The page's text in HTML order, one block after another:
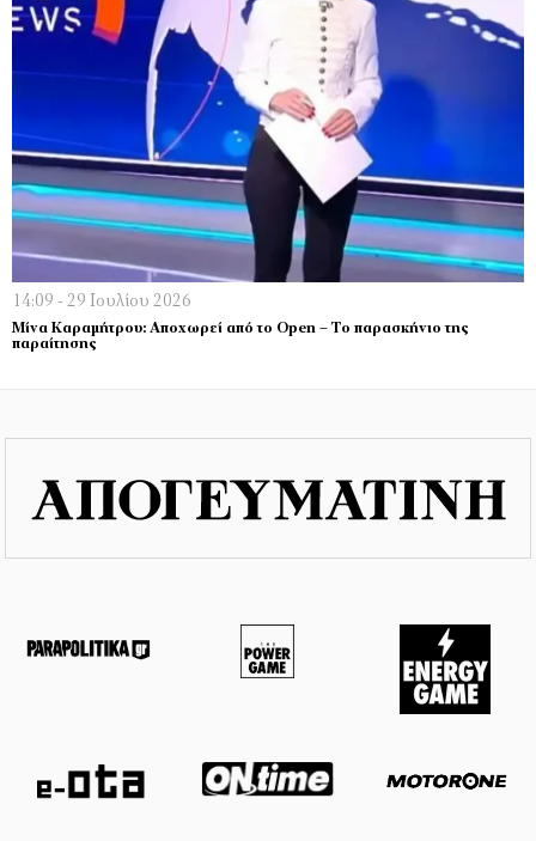
14:09 - 29 Ιουλίου 2026
Μίνα Καραμήτρου: Αποχωρεί από το Open – Το παρασκήνιο της
παραίτησης